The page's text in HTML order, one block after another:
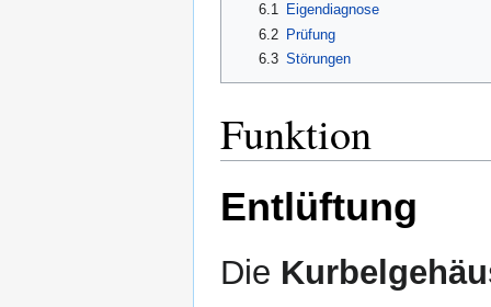
6.1
Eigendiagnose
6.2 Prüfung
6.3 Störungen
Funktion
Entlüftung
Die